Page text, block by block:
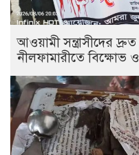
আওয়ামী সন্ত্রাসীদের
নীলফামারীতে বিক্ষোভ